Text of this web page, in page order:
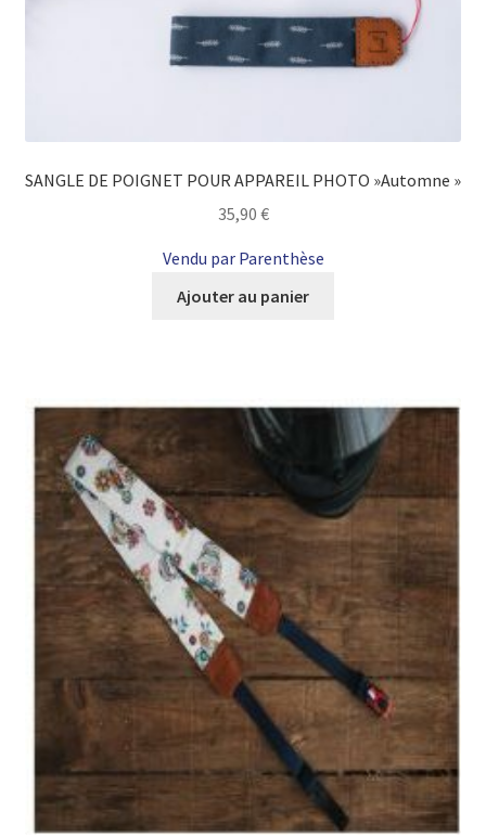
SANGLE DE POIGNET POUR APPAREIL PHOTO »Automne »
35,90 €
Vendu par Parenthèse
Ajouter au panier